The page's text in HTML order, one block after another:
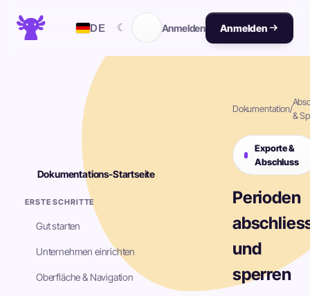
DE ☾ Anmelden Anmelden
Dokumentations-Startseite
ERSTE SCHRITTE
Gut starten
Unternehmen einrichten
Oberfläche & Navigation
Dokumentation/
&
Exporte &
Abschluss
Perioden
und
sperren